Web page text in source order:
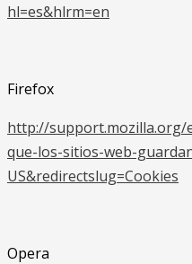
hl=es&hlrm=en
Firefox
http://
que-los-sitios-web-
US&redirectslug=Cookies
Opera